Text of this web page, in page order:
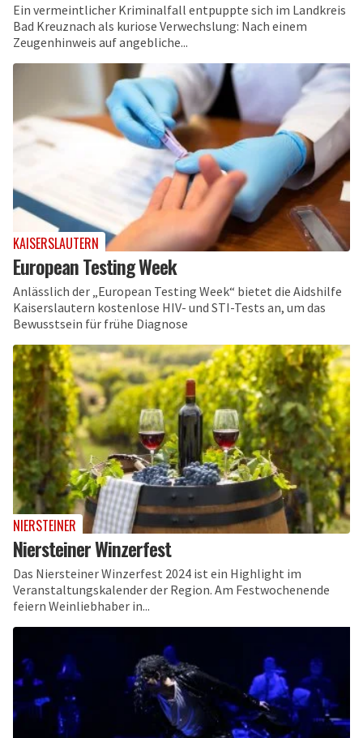
Ein vermeintlicher Kriminalfall entpuppte sich im Landkreis
Bad Kreuznach als kuriose Verwechslung: Nach einem
Zeugenhinweis auf angebliche...
KAISERSLAUTERN
European Testing Week
Anlässlich der „European Testing Week“ bietet die Aidshilfe
Kaiserslautern kostenlose HIV- und STI-Tests an, um das
Bewusstsein für frühe Diagnose
NIERSTEINER
Niersteiner Winzerfest
Das Niersteiner Winzerfest 2024 ist ein Highlight im
Veranstaltungskalender der Region. Am Festwochenende
feiern Weinliebhaber in...